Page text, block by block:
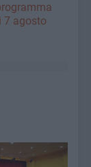
7 agosto